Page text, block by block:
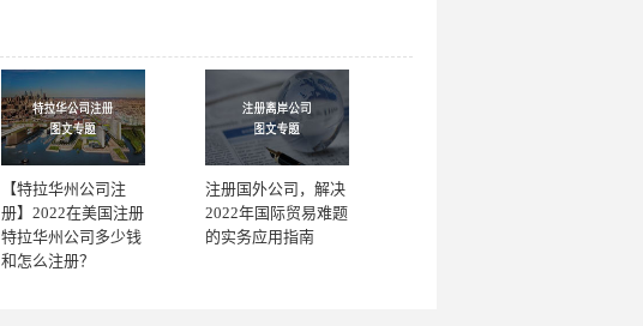
【特拉华州公司注
册】2022在美国注册
特拉华州公司多少钱
和怎么注册？
注册国外公司，解决
2022年国际贸易难题
的实务应用指南